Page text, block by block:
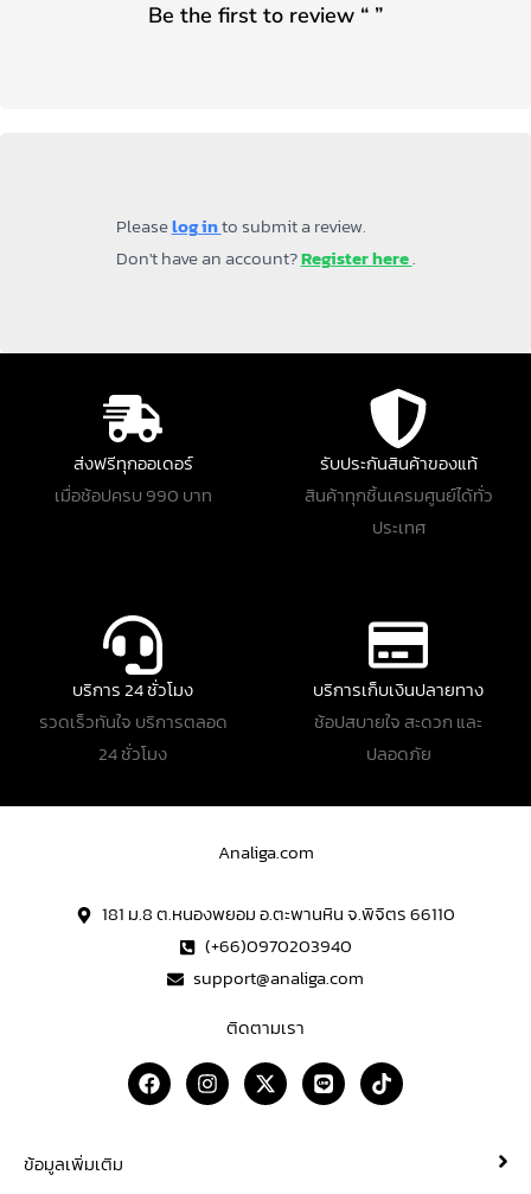
Be the first to review “ ”
Pleaselog into submit a review.
Don't have an account?Register here.
ส่งฟรีทุกออเดอร์
เมื่อช้อปครบ 990 บาท
รับประกันสินค้าของแท้
สินค้าทุกชิ้นเครมศูนย์ได้ทั่ว
ประเทศ
บริการ 24 ชั่วโมง
รวดเร็วทันใจ บริการตลอด
24 ชั่วโมง
บริการเก็บเงินปลายทาง
ช้อปสบายใจ สะดวก และ
ปลอดภัย
Analiga.com
181 ม.8 ต.หนองพยอม อ.ตะพานหิน จ.พิจิตร 66110
(+66)0970203940
support@analiga.com
ติดตามเรา
F
a
c
I
n
s
X
-
t
L
i
n
T
i
k
ข้อมูลเพิ่มเติม